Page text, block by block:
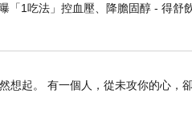
「1吃法」控血壓、降膽固醇 - 得
想起。 有一個人，從未攻你的心，